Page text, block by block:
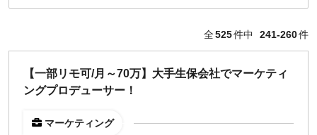
出社希望
全525件中 241-260件
【一部リモ可/月～70万】大手生保会社でマーケティ
ングプロデューサー！
マーケティング